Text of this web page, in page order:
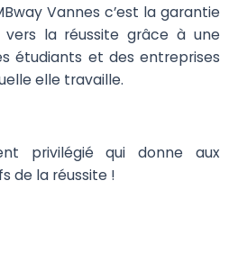
Vannes c’est la garantie
vers la réussite grâce à une
étudiants et des entreprises
elle travaille.
privilégié qui donne aux
de la réussite !